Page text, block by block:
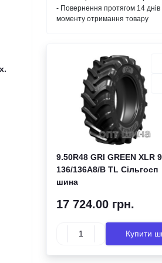
- Повернення протягом 14 днів
моменту отримання товару
9.50R48 GRI GREEN XLR
136/136A8/B TL Сільгосп
шина
17 724.00 грн.
Купити